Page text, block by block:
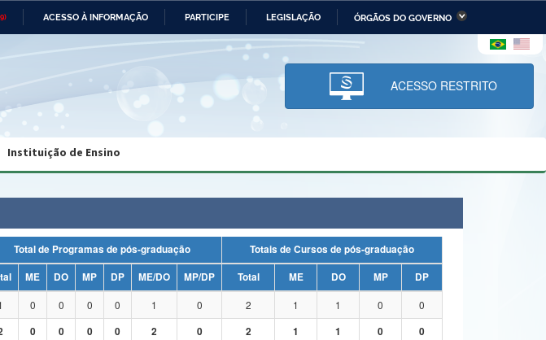
ACESSO À INFORMAÇÃO PARTICIPE LEGISLAÇÃO ÓRGÃOS DO GOVERNO
Ministério das Relações Ministério da Economia Ministério da Infraestrutura
Ministério da Ciência,
Tecnologia, Inovações e
Comunicações
e dos Direitos Humanos
Banco Central do Brasil Planalto
ACESSO RESTRITO
Instituição de Ensino
Total de Programas de pós-graduação
Totais de Cursos de pós-graduação
ME DO MP DP ME/DO MP/DP Total ME DO MP
DP
0 0 0 0 1 0 2 1 1 0
0
0 0 0 0 2 0 2 1 1 0 0